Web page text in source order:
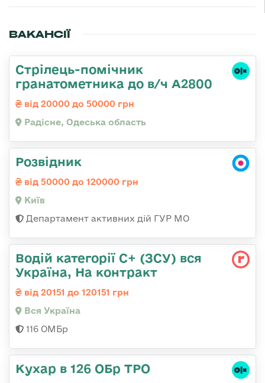
ВАКАНСІЇ
Стрілець-помічник
гранатометника до в/ч А2800
від 20000 до 50000 грн
Радісне, Одеська область
Розвідник
від 50000 до 120000 грн
Київ
Департамент активних дій ГУР МО
Водій категорії С+ (ЗСУ) вся
Україна, На контракт
від 20151 до 120151 грн
Вся Україна
116 ОМБр
Кухар в 126 ОБр ТРО